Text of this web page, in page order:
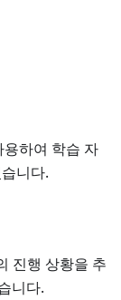
하여 학습 자
니다.
진행 상황을 추
니다.